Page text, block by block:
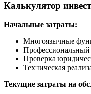
Калькулятор
Начальные затраты:
Многоязычные
Профессиональный
Проверка
Техническая
Текущие затраты на